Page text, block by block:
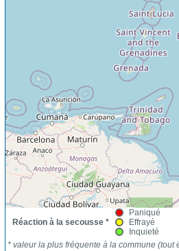
Paniqué
Réaction à la secousse *
Effrayé
Inquieté
* valeur la plus fréquente à la commune (tout